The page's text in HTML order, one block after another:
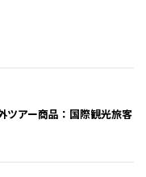
ツアー商品：国際観光旅客